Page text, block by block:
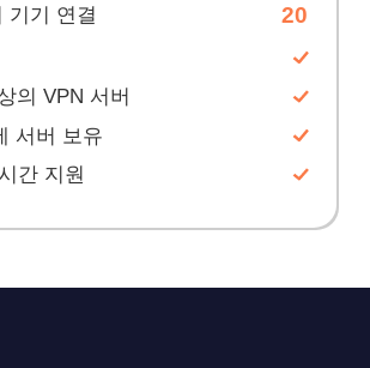
기기 연결 20
의 VPN 서버
서버 보유
간 지원